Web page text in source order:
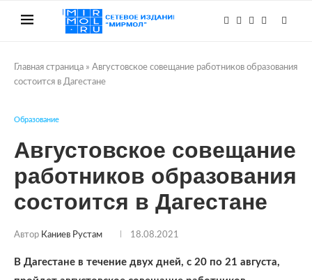
Главная страница » Августовское совещание работников образования
состоится в Дагестане
Образование
Августовское совещание
работников образования
состоится в Дагестане
Автор Каниев Рустам 18.08.2021
В Дагестане в течение двух дней, с 20 по 21 августа,